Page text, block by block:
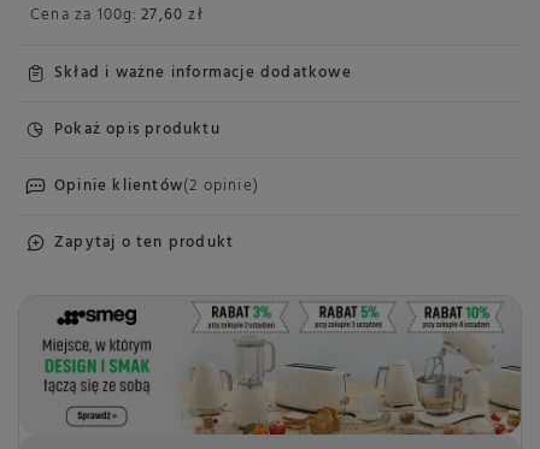
Cena za 100g: 27,60 zł
Skład i ważne informacje dodatkowe
Pokaż opis produktu
Opinie klientów(2 opinie)
Zapytaj o ten produkt